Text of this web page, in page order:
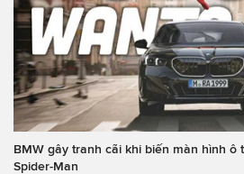
BMW gây tranh cãi khi biến màn hình ô
Spider-Man